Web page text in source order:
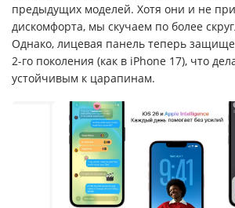
предыдущих моделей. Хотя они и не
дискомфорта, мы скучаем по более
Однако, лицевая панель теперь
2-го поколения (как в iPhone 17), что
устойчивым к царапинам.